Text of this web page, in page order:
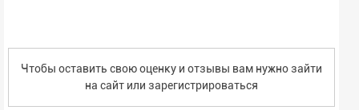
Чтобы оставить свою оценку и отзывы вам нужно зайти
на сайт или зарегистрироваться